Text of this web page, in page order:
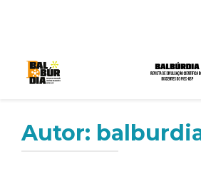
Autor: